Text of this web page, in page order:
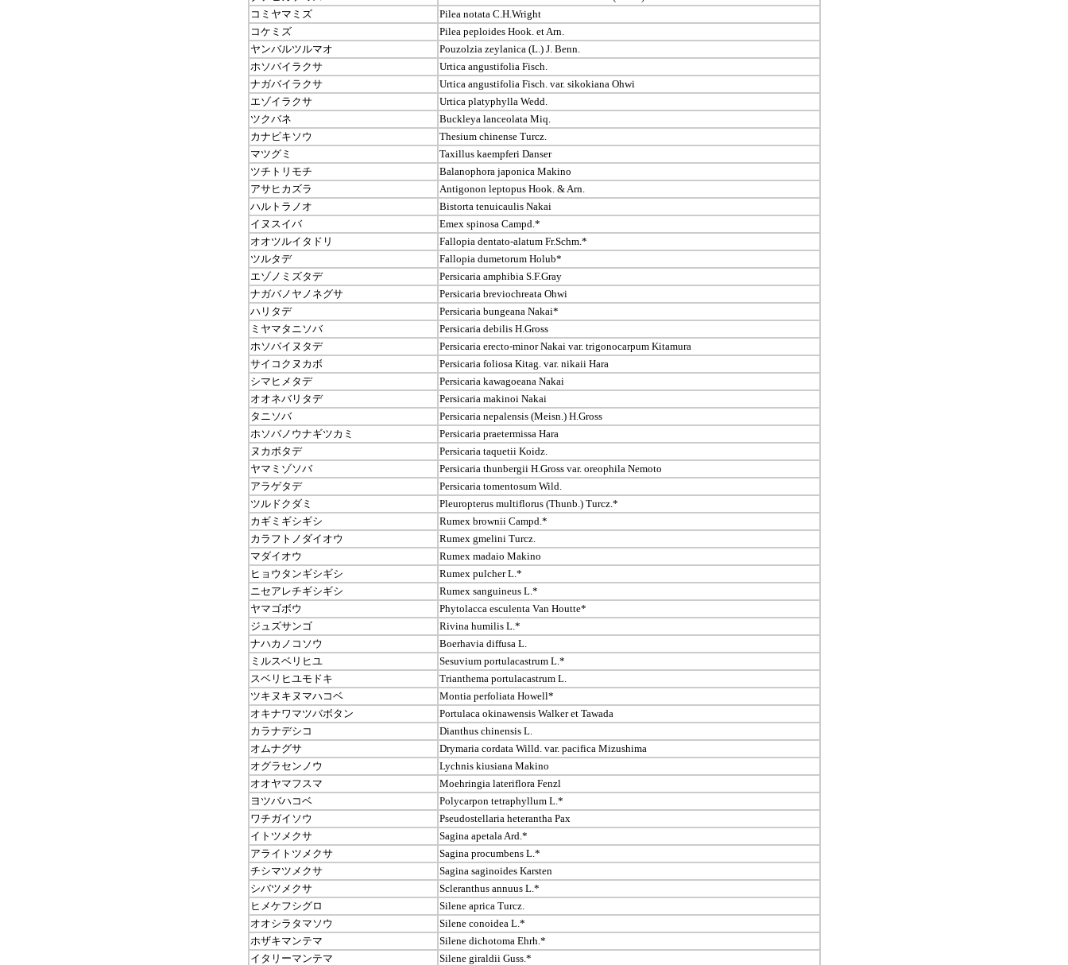
コミヤマミズ
Pilea notata C.H.Wright
コケミズ
Pilea peploides Hook. et Arn.
ヤンバルツルマオ
Pouzolzia zeylanica (L.) J. Benn.
ホソバイラクサ
Urtica angustifolia Fisch.
ナガバイラクサ
Urtica angustifolia Fisch. var. sikokiana Ohwi
エゾイラクサ
Urtica platyphylla Wedd.
ツクバネ
Buckleya lanceolata Miq.
カナビキソウ
Thesium chinense Turcz.
マツグミ
Taxillus kaempferi Danser
ツチトリモチ
Balanophora japonica Makino
アサヒカズラ
Antigonon leptopus Hook. & Arn.
ハルトラノオ
Bistorta tenuicaulis Nakai
イヌスイバ
Emex spinosa Campd.*
オオツルイタドリ
Fallopia dentato-alatum Fr.Schm.*
ツルタデ
Fallopia dumetorum Holub*
エゾノミズタデ
Persicaria amphibia S.F.Gray
ナガバノヤノネグサ
Persicaria breviochreata Ohwi
ハリタデ
Persicaria bungeana Nakai*
ミヤマタニソバ
Persicaria debilis H.Gross
ホソバイヌタデ
Persicaria erecto-minor Nakai var. trigonocarpum Kitamura
サイコクヌカボ
Persicaria foliosa Kitag. var. nikaii Hara
シマヒメタデ
Persicaria kawagoeana Nakai
オオネバリタデ
Persicaria makinoi Nakai
タニソバ
Persicaria nepalensis (Meisn.) H.Gross
ホソバノウナギツカミ
Persicaria praetermissa Hara
ヌカボタデ
Persicaria taquetii Koidz.
ヤマミゾソバ
Persicaria thunbergii H.Gross var. oreophila Nemoto
アラゲタデ
Persicaria tomentosum Wild.
ツルドクダミ
Pleuropterus multiflorus (Thunb.) Turcz.*
カギミギシギシ
Rumex brownii Campd.*
カラフトノダイオウ
Rumex gmelini Turcz.
マダイオウ
Rumex madaio Makino
ヒョウタンギシギシ
Rumex pulcher L.*
ニセアレチギシギシ
Rumex sanguineus L.*
ヤマゴボウ
Phytolacca esculenta Van Houtte*
ジュズサンゴ
Rivina humilis L.*
ナハカノコソウ
Boerhavia diffusa L.
ミルスベリヒユ
Sesuvium portulacastrum L.*
スベリヒユモドキ
Trianthema portulacastrum L.
ツキヌキヌマハコベ
Montia perfoliata Howell*
オキナワマツバボタン
Portulaca okinawensis Walker et Tawada
カラナデシコ
Dianthus chinensis L.
オムナグサ
Drymaria cordata Willd. var. pacifica Mizushima
オグラセンノウ
Lychnis kiusiana Makino
オオヤマフスマ
Moehringia lateriflora Fenzl
ヨツバハコベ
Polycarpon tetraphyllum L.*
ワチガイソウ
Pseudostellaria heterantha Pax
イトツメクサ
Sagina apetala Ard.*
アライトツメクサ
Sagina procumbens L.*
チシマツメクサ
Sagina saginoides Karsten
シバツメクサ
Scleranthus annuus L.*
ヒメケフシグロ
Silene aprica Turcz.
オオシラタマソウ
Silene conoidea L.*
ホザキマンテマ
Silene dichotoma Ehrh.*
イタリーマンテマ
Silene giraldii Guss.*